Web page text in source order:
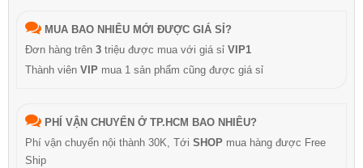
MUA BAO NHIÊU MỚI ĐƯỢC GIÁ SỈ?
Đơn hàng trên 3 triệu được mua với giá sỉ VIP1
Thành viên VIP mua 1 sản phẩm cũng được giá sỉ
PHÍ VẬN CHUYỂN Ở TP.HCM BAO NHIÊU?
Phí vận chuyển nội thành 30K, Tới SHOP mua hàng được Free
Ship